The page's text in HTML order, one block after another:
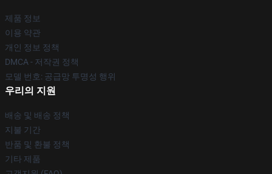
제품 정보
이용 약관
개인 정보 정책
DMCA - 저작권 정책
모델 번호: 공급망 투명성 행위
우리의 지원
배송 및 배송 정책
지불 기간
반품 및 환불 정책
기타 제품